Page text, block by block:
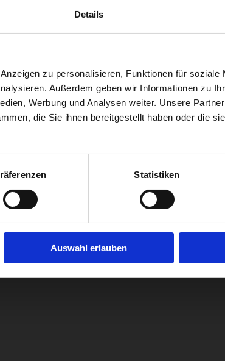
Details
zu personalisieren, Funktionen für soziale
Außerdem geben wir Informationen zu
Werbung und Analysen weiter. Unsere
die Sie ihnen bereitgestellt haben oder die
Statistiken
Auswahl erlauben